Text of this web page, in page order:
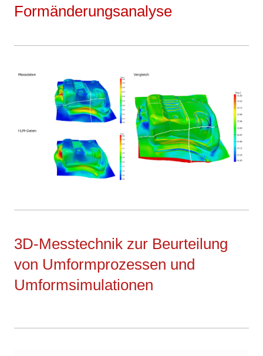
Formänderungsanalyse
3D-Messtechnik zur Beurteilung
von Umformprozessen und
Umformsimulationen